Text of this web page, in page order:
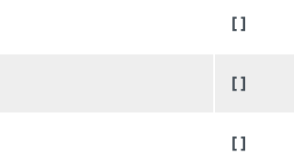
[ ]
[ ]
[ ]